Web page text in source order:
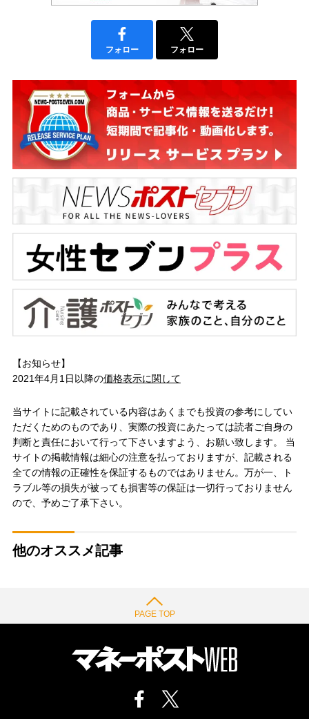
フォロー フォロー
【お知らせ】
2021年4月1日以降の価格表示に関して
当サイトに記載されている内容はあくまでも投資の参考にしてい
ただくためのものであり、実際の投資にあたっては読者ご自身の
判断と責任において行って下さいますよう、お願い致します。 当
サイトの掲載情報は細心の注意を払っておりますが、記載される
全ての情報の正確性を保証するものではありません。万が一、ト
ラブル等の損失が被っても損害等の保証は一切行っておりません
ので、予めご了承下さい。
他のオススメ記事
PAGE TOP